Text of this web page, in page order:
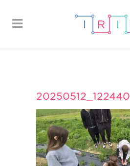
20250512_122440